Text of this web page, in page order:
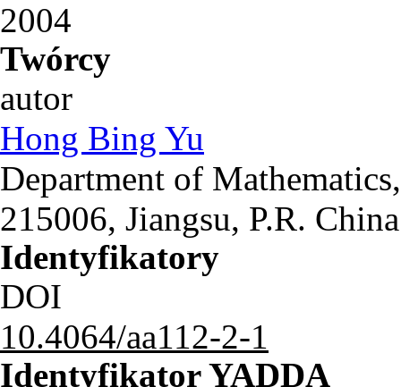
2004
Twórcy
autor
Hong Bing Yu
Department of
215006, Jiangsu, P.R. China
Identyfikatory
DOI
10.4064/aa112-2-1
Identyfikator YADDA